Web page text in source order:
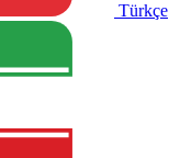
Türkçe